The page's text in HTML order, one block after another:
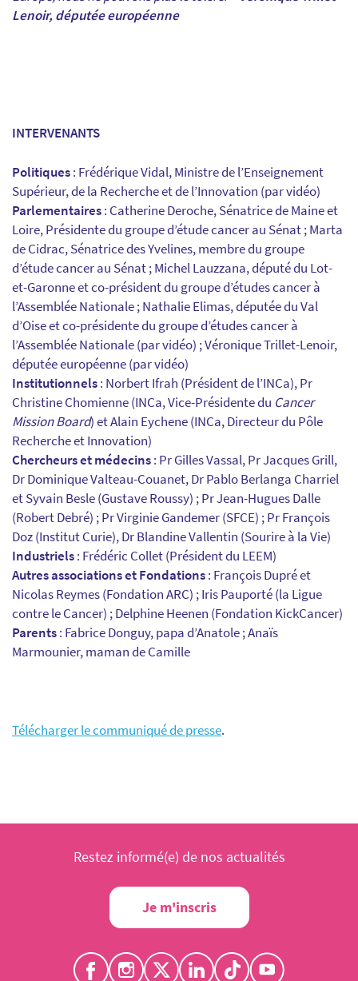
Lenoir, députée européenne
INTERVENANTS
Politiques: Frédérique Vidal, Ministre de l’Enseignement
Supérieur, de la Recherche et de l’Innovation (par vidéo)
Parlementaires: Catherine Deroche, Sénatrice de Maine et
Loire, Présidente du groupe d’étude cancer au Sénat ; Marta
de Cidrac, Sénatrice des Yvelines, membre du groupe
d’étude cancer au Sénat ; Michel Lauzzana, député du Lot-
et-Garonne et co-président du groupe d’études cancer à
l’Assemblée Nationale ; Nathalie Elimas, députée du Val
d’Oise et co-présidente du groupe d’études cancer à
l’Assemblée Nationale (par vidéo) ; Véronique Trillet-Lenoir,
députée européenne (par vidéo)
Institutionnels: Norbert Ifrah (Président de l’INCa), Pr
Christine Chomienne (INCa, Vice-Présidente du Cancer
Mission Board) et Alain Eychene (INCa, Directeur du Pôle
Recherche et Innovation)
Chercheurs et médecins: Pr Gilles Vassal, Pr Jacques Grill,
Dr Dominique Valteau-Couanet, Dr Pablo Berlanga Charriel
et Syvain Besle (Gustave Roussy) ; Pr Jean-Hugues Dalle
(Robert Debré) ; Pr Virginie Gandemer (SFCE) ; Pr François
Doz (Institut Curie), Dr Blandine Vallentin (Sourire à la Vie)
Industriels: Frédéric Collet (Président du LEEM)
Autres associations et Fondations: François Dupré et
Nicolas Reymes (Fondation ARC) ; Iris Pauporté (la Ligue
contre le Cancer) ; Delphine Heenen (Fondation KickCancer)
Parents: Fabrice Donguy, papa d’Anatole ; Anaïs
Marmounier, maman de Camille
Télécharger le communiqué de presse.
Restez informé(e) de nos actualités
Je m'inscris